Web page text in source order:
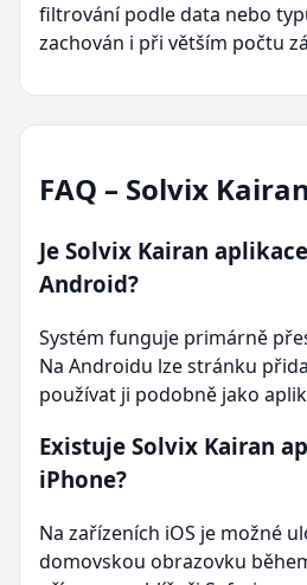
filtrování podle data nebo
zachován i při větším počtu
FAQ – Solvix
Je Solvix Kairan
Android?
Systém funguje primárně
Na Androidu lze stránku
používat ji podobně jako
Existuje Solvix Kairan
iPhone?
Na zařízeních iOS je možné
domovskou obrazovku